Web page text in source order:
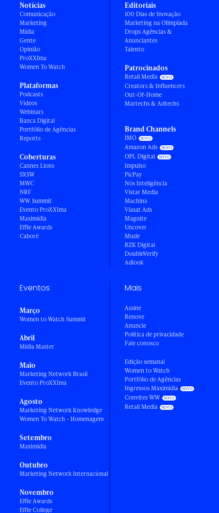
Notícias
Comunicação
Marketing
Mídia
Gente
Opinião
ProXXIma
Women To Watch
Plataformas
Podcasts
Vídeos
Webinars
Banca Digital
Portfólio de Agências
Reports
Coberturas
Cannes Lions
SXSW
MWC
NRF
WW Summit
Evento ProXXIma
Maximídia
Effie Awards
Caboré
Editoriais
100 Dias de Inovação
Marketing na Olimpíada
Drops Agências &
Anunciantes
Talento
Patrocinados
Retail Media
Creators & Influencers
Out-Of-Home
Martechs & Adtechs
Brand Channels
IMO
Amazon Ads
OPL Digital
Impulso
PicPay
Nós Inteligência
Vistar Media
Machina
Viasat Ads
Magnite
Uncover
Mude
RZK Digital
DoubleVerify
Adlook
Eventos
Março
Women to Watch Summit
Abril
Mídia Master
Maio
Marketing Network Brasil
Evento ProXXIma
Agosto
Marketing Network Knowledge
Women To Watch - Homenagem
Setembro
Maximídia
Outubro
Marketing Network Internacional
Novembro
Effie Awards
Effie College
Mais
Assine
Renove
Anuncie
Política de privacidade
Fale conosco
Edição semanal
Women to Watch
Portfólio de Agências
Ingressos Maximídia
Convites WW
Retail Media